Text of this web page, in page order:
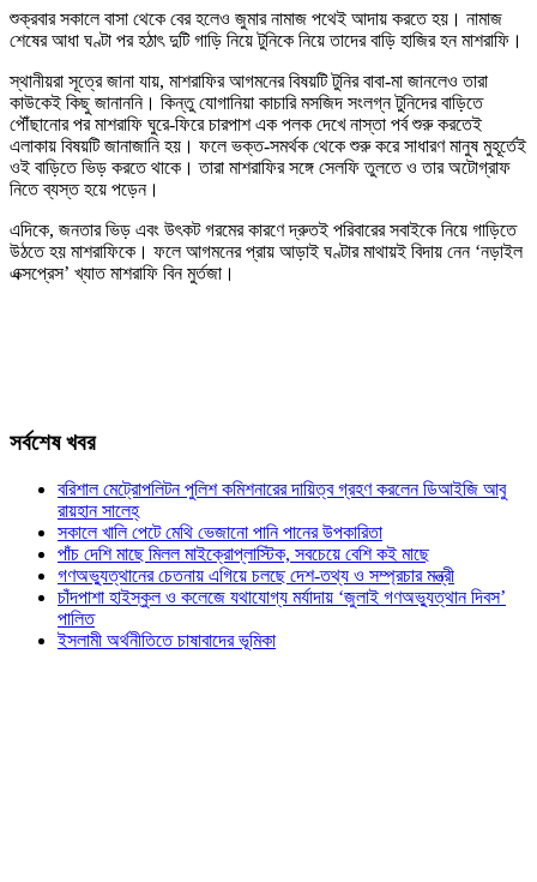
শুক্রবার সকালে বাসা থেকে বের হলেও জুমার নামাজ পথেই আদায় করতে হয়। নামাজ
শেষের আধা ঘণ্টা পর হঠাৎ দুটি গাড়ি নিয়ে টুনিকে নিয়ে তাদের বাড়ি হাজির হন মাশরাফি।
স্থানীয়রা সূত্রে জানা যায়, মাশরাফির আগমনের বিষয়টি টুনির বাবা-মা জানলেও তারা
কাউকেই কিছু জানাননি। কিন্তু যোগানিয়া কাচারি মসজিদ সংলগ্ন টুনিদের বাড়িতে
পৌঁছানোর পর মাশরাফি ঘুরে-ফিরে চারপাশ এক পলক দেখে নাস্তা পর্ব শুরু করতেই
এলাকায় বিষয়টি জানাজানি হয়। ফলে ভক্ত-সমর্থক থেকে শুরু করে সাধারণ মানুষ মুহূর্তেই
ওই বাড়িতে ভিড় করতে থাকে। তারা মাশরাফির সঙ্গে সেলফি তুলতে ও তার অটোগ্রাফ
নিতে ব্যস্ত হয়ে পড়েন।
এদিকে, জনতার ভিড় এবং উৎকট গরমের কারণে দ্রুতই পরিবারের সবাইকে নিয়ে গাড়িতে
উঠতে হয় মাশরাফিকে। ফলে আগমনের প্রায় আড়াই ঘণ্টার মাথায়ই বিদায় নেন ‘নড়াইল
এক্সপ্রেস’ খ্যাত মাশরাফি বিন মুর্তজা।
সর্বশেষ খবর
বরিশাল মেট্রোপলিটন পুলিশ কমিশনারের দায়িত্ব গ্রহণ করলেন ডিআইজি আবু
রায়হান সালেহ্
সকালে খালি পেটে মেথি ভেজানো পানি পানের উপকারিতা
পাঁচ দেশি মাছে মিলল মাইক্রোপ্লাস্টিক, সবচেয়ে বেশি কই মাছে
গণঅভ্যুত্থানের চেতনায় এগিয়ে চলছে দেশ-তথ্য ও সম্প্রচার মন্ত্রী
চাঁদপাশা হাইস্কুল ও কলেজে যথাযোগ্য মর্যাদায় ‘জুলাই গণঅভ্যুত্থান দিবস’
পালিত
ইসলামী অর্থনীতিতে চাষাবাদের ভূমিকা